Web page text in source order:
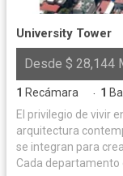
University Tower
Desde $ 28,144
1 Recámara · 1
El privilegio de vivir
arquitectura
se integran para
Cada